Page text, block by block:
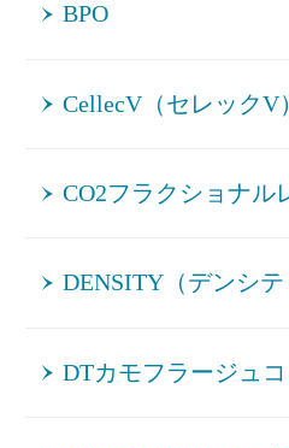
BPO
CellecV（セレックV
CO2フラクショナル
DENSITY（デンシテ
DTカモフラージュ